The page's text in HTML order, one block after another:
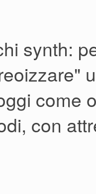
anche
un LFO
di sega, si
per
synth:
come
con